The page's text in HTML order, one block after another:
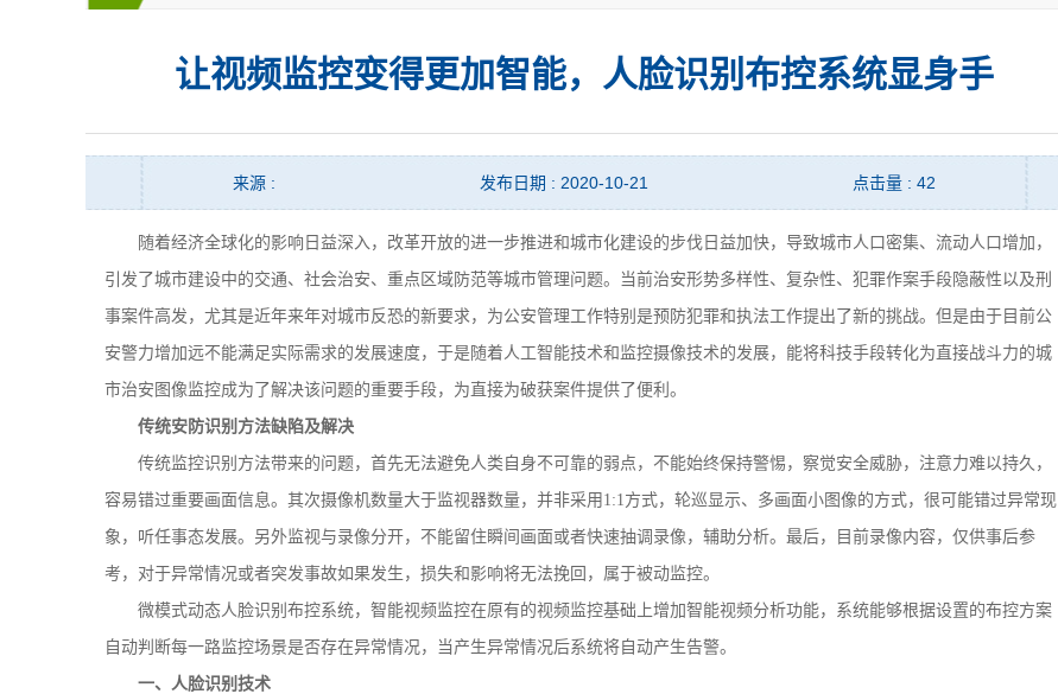
让视频监控变得更加智能，人脸识别布控系统显身手
来源 : 发布日期 : 2020-10-21 点击量 : 42
随着经济全球化的影响日益深入，改革开放的进一步推进和城市化建设的步伐日益加快，导致城市人口密集、流动人口增加，
引发了城市建设中的交通、社会治安、重点区域防范等城市管理问题。当前治安形势多样性、复杂性、犯罪作案手段隐蔽性以及刑
事案件高发，尤其是近年来年对城市反恐的新要求，为公安管理工作特别是预防犯罪和执法工作提出了新的挑战。但是由于目前公
安警力增加远不能满足实际需求的发展速度，于是随着人工智能技术和监控摄像技术的发展，能将科技手段转化为直接战斗力的城
市治安图像监控成为了解决该问题的重要手段，为直接为破获案件提供了便利。
传统安防识别方法缺陷及解决
传统监控识别方法带来的问题，首先无法避免人类自身不可靠的弱点，不能始终保持警惕，察觉安全威胁，注意力难以持久，
容易错过重要画面信息。其次摄像机数量大于监视器数量，并非采用1:1方式，轮巡显示、多画面小图像的方式，很可能错过异常现
象，听任事态发展。另外监视与录像分开，不能留住瞬间画面或者快速抽调录像，辅助分析。最后，目前录像内容，仅供事后参
考，对于异常情况或者突发事故如果发生，损失和影响将无法挽回，属于被动监控。
微模式动态人脸识别布控系统，智能视频监控在原有的视频监控基础上增加智能视频分析功能，系统能够根据设置的布控方案
自动判断每一路监控场景是否存在异常情况，当产生异常情况后系统将自动产生告警。
一、人脸识别技术